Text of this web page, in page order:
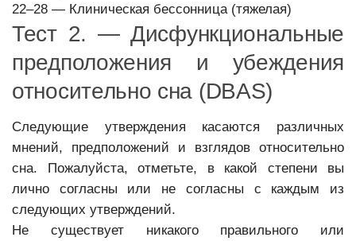
22–28 — Клиническая бессонница (тяжелая)
Тест 2. — Дисфункциональные
предположения и убеждения
относительно сна (DBAS)
Следующие утверждения касаются различных
мнений, предположений и взглядов относительно
сна. Пожалуйста, отметьте, в какой степени вы
лично согласны или не согласны с каждым из
следующих утверждений.
Не существует никакого правильного или